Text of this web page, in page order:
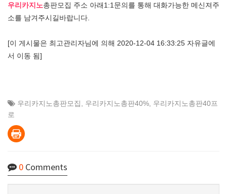
우리카지노총판모집 주소 아래1:1문의를 통해 대화가능한 메신져주
소를 남겨주시길바랍니다.
[이 게시물은 최고관리자님에 의해 2020-12-04 16:33:25 자유글에
서 이동 됨]
우리카지노총판모집 우리카지노총판40% 우리카지노총판40프
로
0 Comments